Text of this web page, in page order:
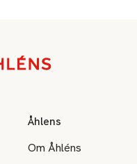
Åhlens
Om Åhléns